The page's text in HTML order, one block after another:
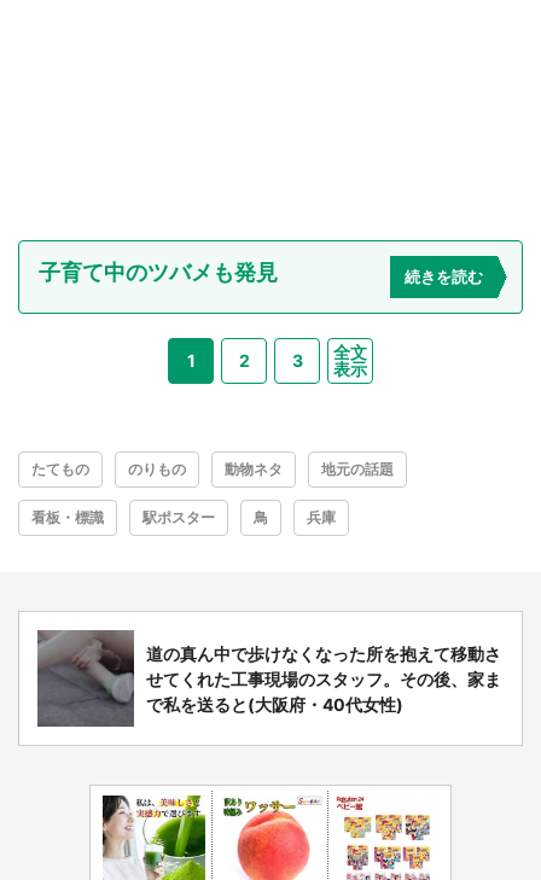
子育て中のツバメも発見 続きを読む
1 2 3
全文
表示
たてもの のりもの 動物ネタ 地元の話題
看板・標識 駅ポスター 鳥 兵庫
道の真ん中で歩けなくなった所を抱えて移動さ
せてくれた工事現場のスタッフ。その後、家ま
で私を送ると(大阪府・40代女性)